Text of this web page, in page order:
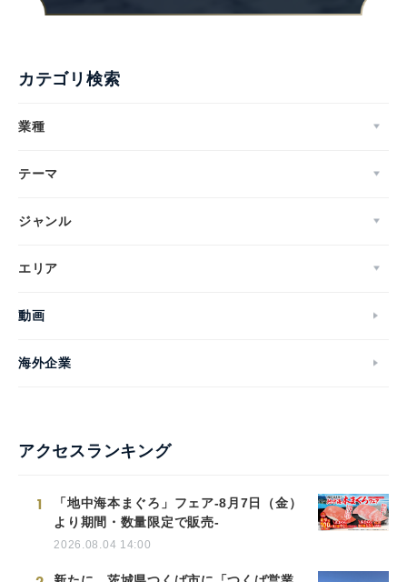
カテゴリ検索
業種
テーマ
ジャンル
エリア
動画
海外企業
アクセスランキング
1
「地中海本まぐろ」フェア-8月7日（金）
より期間・数量限定で販売-
2026.08.04 14:00